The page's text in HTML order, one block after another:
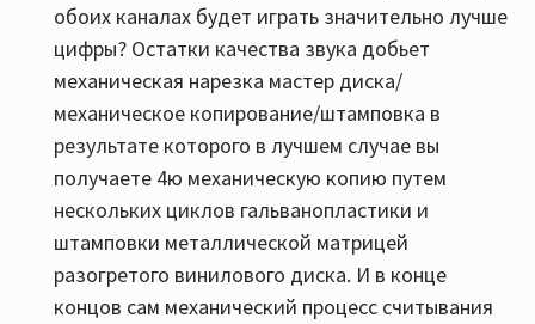
обоих каналах будет играть значительно лучше
цифры? Остатки качества звука добьет
механическая нарезка мастер диска/
механическое копирование/штамповка в
результате которого в лучшем случае вы
получаете 4ю механическую копию путем
нескольких циклов гальванопластики и
штамповки металлической матрицей
разогретого винилового диска. И в конце
концов сам механический процесс считывания